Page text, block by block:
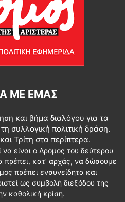
ΜΕ ΕΜΆΣ
και βήμα διαλόγου για τα
συλλογική πολιτική δράση.
Τρίτη στα περίπτερα.
να είναι ο Δρόμος του δεύτερου
κατ’ αρχάς, να δώσουμε
πρέπει ενσυνείδητα και
ως συμβολή διεξόδου της
καθολική κρίση.